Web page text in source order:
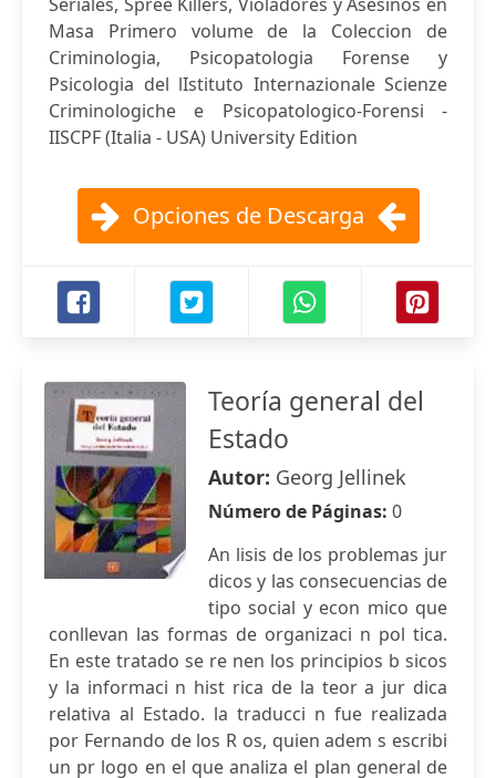
Masa Primero volume de la Coleccion de
Criminologia, Psicopatologia Forense y
Psicologia del lIstituto Internazionale Scienze
Criminologiche e Psicopatologico-Forensi -
IISCPF (Italia - USA) University Edition
Opciones de Descarga
Teoría general del
Estado
Autor: Georg Jellinek
Número de Páginas: 0
An lisis de los problemas jur
dicos y las consecuencias de
tipo social y econ mico que
conllevan las formas de organizaci n pol tica.
En este tratado se re nen los principios b sicos
y la informaci n hist rica de la teor a jur dica
relativa al Estado. la traducci n fue realizada
por Fernando de los R os, quien adem s escribi
un pr logo en el que analiza el plan general de